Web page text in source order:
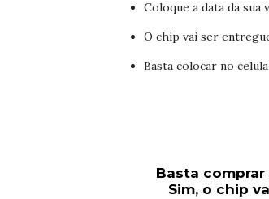
Coloque a data da sua
O chip vai ser
Basta colocar no
Basta comprar
Sim, o chip